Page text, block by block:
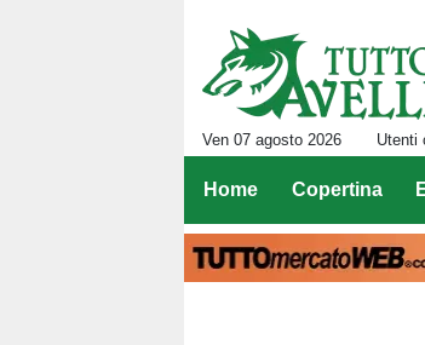
Ven 07 agosto 2026 Utenti
Home Copertina